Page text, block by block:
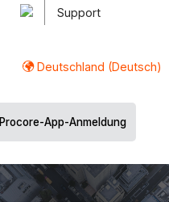
Support
Deutschland (Deutsch)
Procore-App-Anmeldung